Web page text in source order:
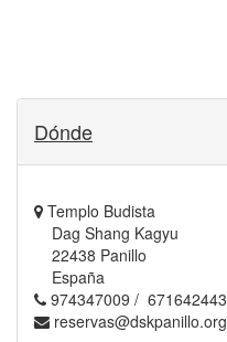
Dónde
Templo Budista
Dag Shang Kagyu
22438 Panillo
España
974347009 / 671642443
reservas@dskpanillo.org